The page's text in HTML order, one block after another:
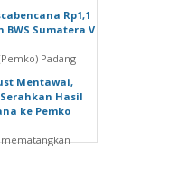
Rp1,1
Sumatera V
Padang
Mentawai,
Hasil
ke Pemko